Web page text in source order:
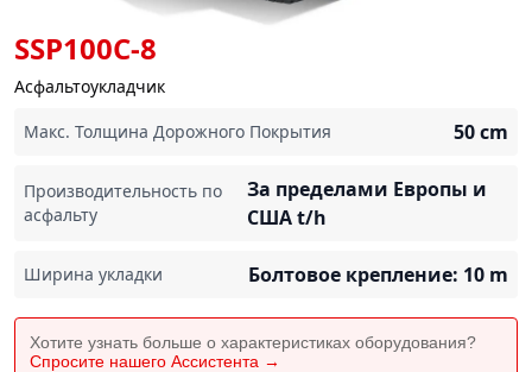
SSP100C-8
Асфальтоукладчик
Макс. Толщина Дорожного Покрытия
50cm
Производительность по
асфальту
За пределами Европы и
СШАt/h
Ширина укладки Болтовое крепление: 10 m
Хотите узнать больше о характеристиках оборудования?
Спросите нашего Ассистента →